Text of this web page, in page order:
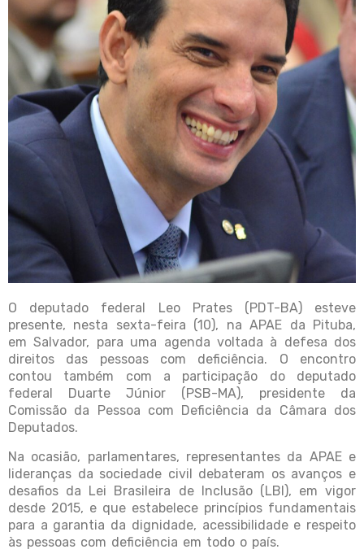
O deputado federal Leo Prates (PDT-BA) esteve
presente, nesta sexta-feira (10), na APAE da Pituba,
em Salvador, para uma agenda voltada à defesa dos
direitos das pessoas com deficiência. O encontro
contou também com a participação do deputado
federal Duarte Júnior (PSB-MA), presidente da
Comissão da Pessoa com Deficiência da Câmara dos
Deputados.
Na ocasião, parlamentares, representantes da APAE e
lideranças da sociedade civil debateram os avanços e
desafios da Lei Brasileira de Inclusão (LBI), em vigor
desde 2015, e que estabelece princípios fundamentais
para a garantia da dignidade, acessibilidade e respeito
às pessoas com deficiência em todo o país.